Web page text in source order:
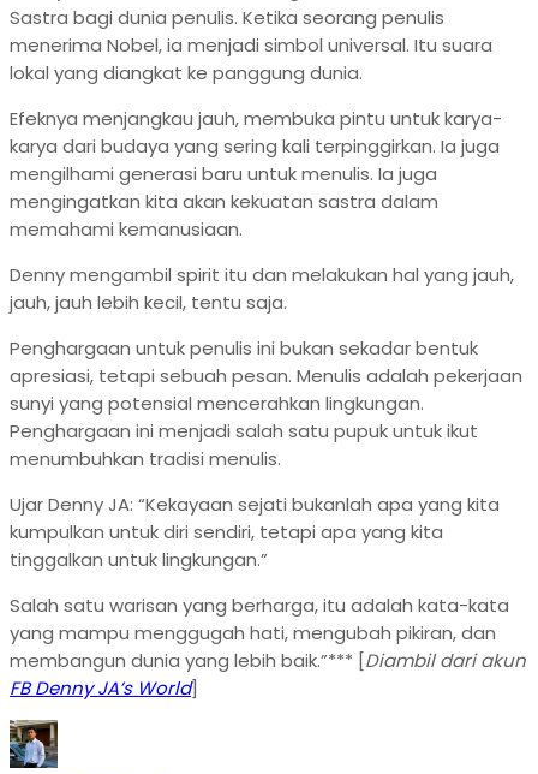
Sastra bagi dunia penulis. Ketika seorang penulis
menerima Nobel, ia menjadi simbol universal. Itu suara
lokal yang diangkat ke panggung dunia.
Efeknya menjangkau jauh, membuka pintu untuk karya-
karya dari budaya yang sering kali terpinggirkan. Ia juga
mengilhami generasi baru untuk menulis. Ia juga
mengingatkan kita akan kekuatan sastra dalam
memahami kemanusiaan.
Denny mengambil spirit itu dan melakukan hal yang jauh,
jauh, jauh lebih kecil, tentu saja.
Penghargaan untuk penulis ini bukan sekadar bentuk
apresiasi, tetapi sebuah pesan. Menulis adalah pekerjaan
sunyi yang potensial mencerahkan lingkungan.
Penghargaan ini menjadi salah satu pupuk untuk ikut
menumbuhkan tradisi menulis.
Ujar Denny JA: “Kekayaan sejati bukanlah apa yang kita
kumpulkan untuk diri sendiri, tetapi apa yang kita
tinggalkan untuk lingkungan.”
Salah satu warisan yang berharga, itu adalah kata-kata
yang mampu menggugah hati, mengubah pikiran, dan
membangun dunia yang lebih baik.”*** [Diambil dari akun
FB Denny JA’s World]